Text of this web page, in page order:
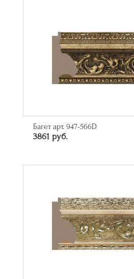
Багет арт. 947-566D
3861 руб.